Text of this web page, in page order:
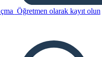
Öğretmen olarak kayıt olun
OLUŞTUR